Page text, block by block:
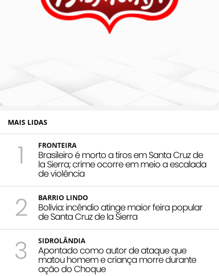
MAIS LIDAS
1 FRONTEIRA
Brasileiro é morto a tiros em Santa Cruz de
la Sierra; crime ocorre em meio a escalada
de violência
2 BARRIO LINDO
Bolívia: incêndio atinge maior feira popular
de Santa Cruz de la Sierra
3 SIDROLÂNDIA
Apontado como autor de ataque que
matou homem e criança morre durante
ação do Choque